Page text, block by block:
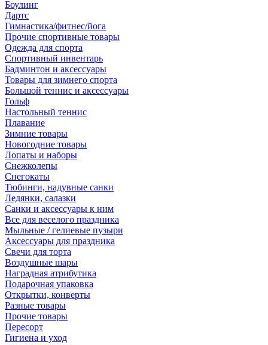
Боулинг
Дартс
Гимнастика/фитнес/йога
Прочие спортивные товары
Одежда для спорта
Спортивный инвентарь
Бадминтон и аксессуары
Товары для зимнего спорта
Большой теннис и аксессуары
Гольф
Настольный теннис
Плавание
Зимние товары
Новогодние товары
Лопаты и наборы
Снежколепы
Снегокаты
Тюбинги, надувные санки
Ледянки, салазки
Санки и аксессуары к ним
Все для веселого праздника
Мыльные / гелиевые пузыри
Аксессуары для праздника
Свечи для торта
Воздушные шары
Наградная атрибутика
Подарочная упаковка
Открытки, конверты
Разные товары
Прочие товары
Пересорт
Гигиена и уход